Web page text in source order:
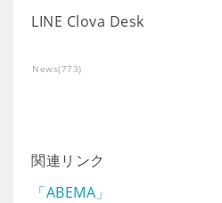
LINE Clova Desk
News(773)
関連リンク
「ABEMA」